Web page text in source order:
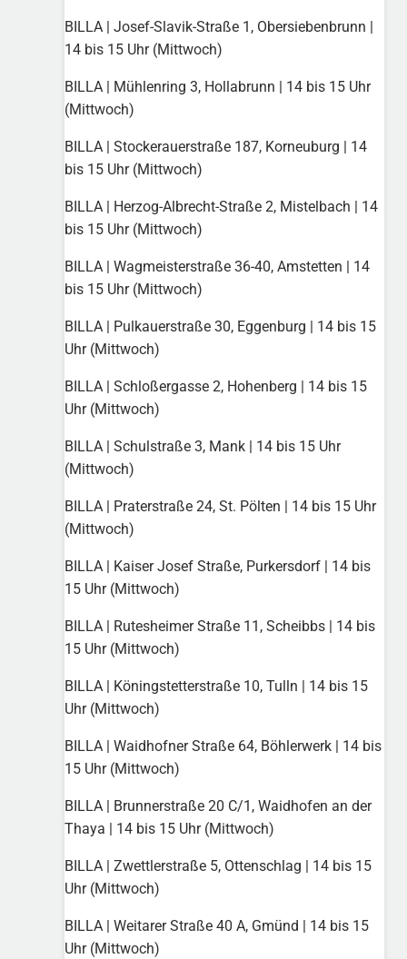
BILLA | Josef-Slavik-Straße 1, Obersiebenbrunn |
14 bis 15 Uhr (Mittwoch)
BILLA | Mühlenring 3, Hollabrunn | 14 bis 15 Uhr
(Mittwoch)
BILLA | Stockerauerstraße 187, Korneuburg | 14
bis 15 Uhr (Mittwoch)
BILLA | Herzog-Albrecht-Straße 2, Mistelbach | 14
bis 15 Uhr (Mittwoch)
BILLA | Wagmeisterstraße 36-40, Amstetten | 14
bis 15 Uhr (Mittwoch)
BILLA | Pulkauerstraße 30, Eggenburg | 14 bis 15
Uhr (Mittwoch)
BILLA | Schloßergasse 2, Hohenberg | 14 bis 15
Uhr (Mittwoch)
BILLA | Schulstraße 3, Mank | 14 bis 15 Uhr
(Mittwoch)
BILLA | Praterstraße 24, St. Pölten | 14 bis 15 Uhr
(Mittwoch)
BILLA | Kaiser Josef Straße, Purkersdorf | 14 bis
15 Uhr (Mittwoch)
BILLA | Rutesheimer Straße 11, Scheibbs | 14 bis
15 Uhr (Mittwoch)
BILLA | Köningstetterstraße 10, Tulln | 14 bis 15
Uhr (Mittwoch)
BILLA | Waidhofner Straße 64, Böhlerwerk | 14 bis
15 Uhr (Mittwoch)
BILLA | Brunnerstraße 20 C/1, Waidhofen an der
Thaya | 14 bis 15 Uhr (Mittwoch)
BILLA | Zwettlerstraße 5, Ottenschlag | 14 bis 15
Uhr (Mittwoch)
BILLA | Weitarer Straße 40 A, Gmünd | 14 bis 15
Uhr (Mittwoch)